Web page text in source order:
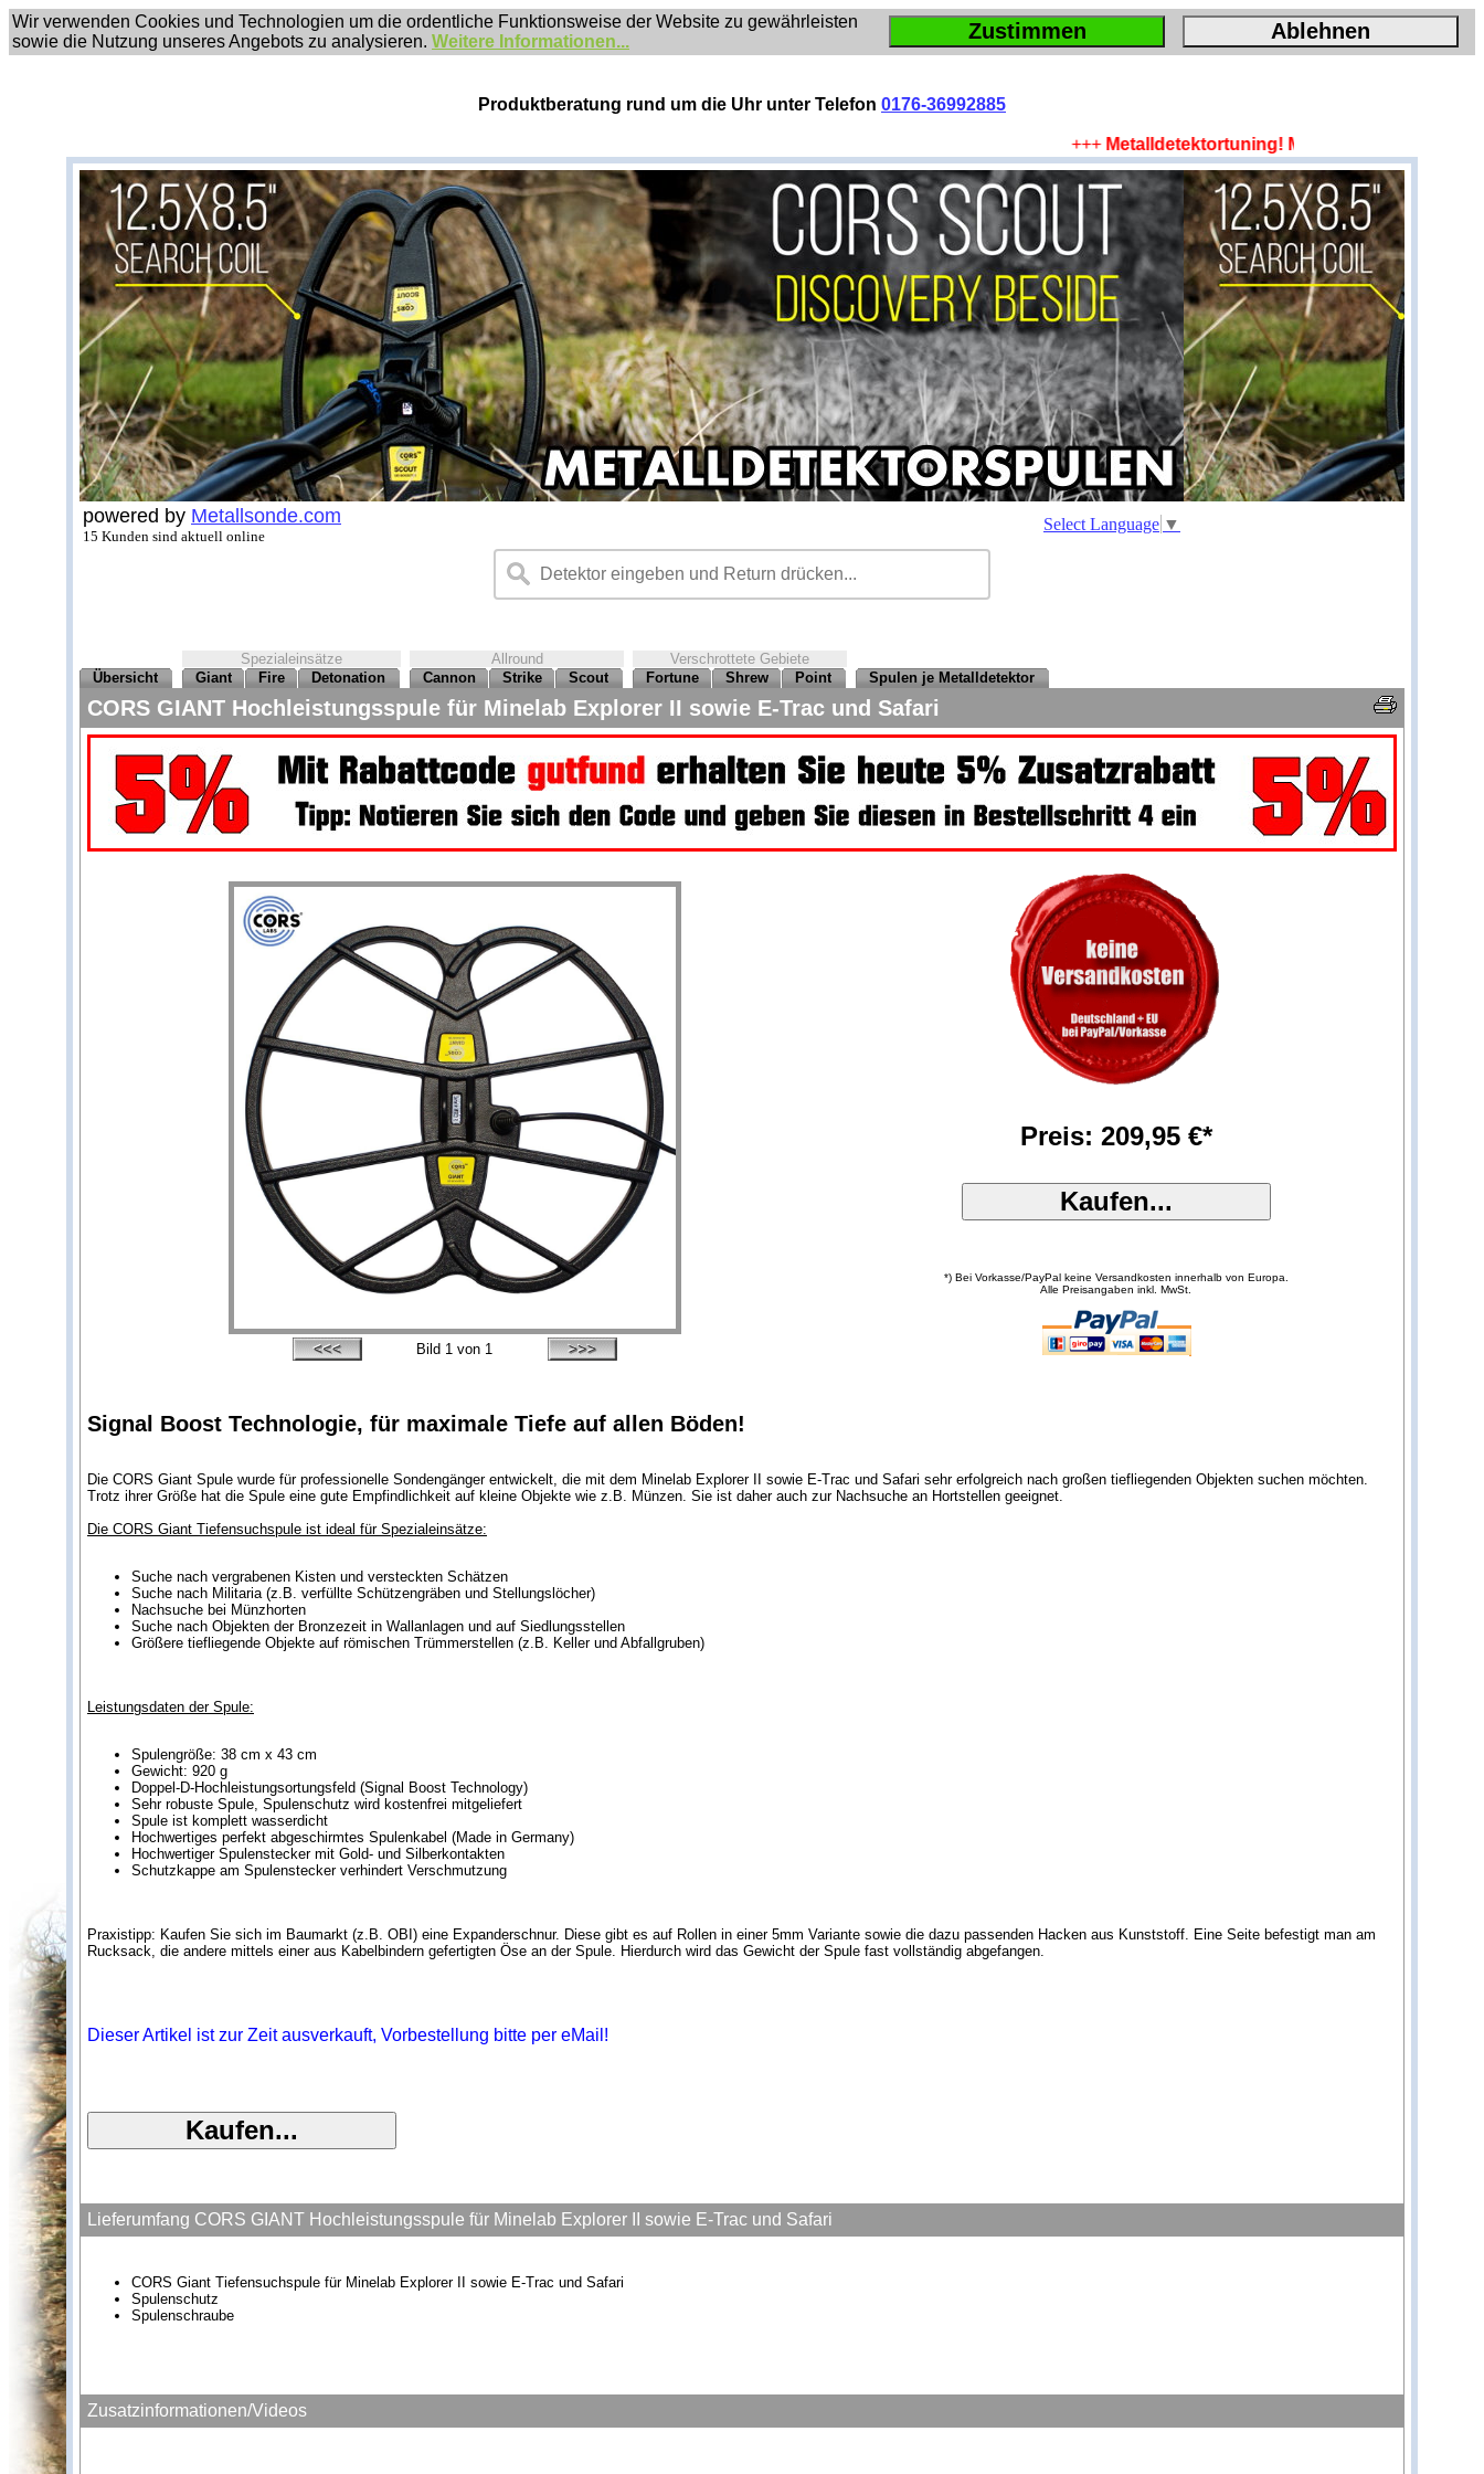
Wir verwenden Cookies und Technologien um die ordentliche Funktionsweise der Website zu gewährleisten
sowie die Nutzung unseres Angebots zu analysieren. Weitere Informationen... Zustimmen Ablehnen
Produktberatung rund um die Uhr unter Telefon 0176-36992885
Metalldetektortuning! Mehr Tiefe, mehr Fläche,
powered by Metallsonde.com
15 Kunden sind aktuell online
Select Language ▼
Spezialeinsätze Allround
Verschrottete Gebiete
Übersicht
Giant Fire Detonation Cannon Strike Scout Fortune Shrew Point Spulen je Metalldetektor
CORS GIANT Hochleistungsspule für Minelab Explorer II sowie E-Trac und Safari
Bild 1 von 1
Preis: 209,95 €*
*) Bei Vorkasse/PayPal keine Versandkosten innerhalb von Europa.
Alle Preisangaben inkl. MwSt.
Signal Boost Technologie, für maximale Tiefe auf allen Böden!
Die CORS Giant Spule wurde für professionelle Sondengänger entwickelt, die mit dem Minelab Explorer II sowie E-Trac und Safari sehr erfolgreich nach großen tiefliegenden Objekten suchen möchten.
Trotz ihrer Größe hat die Spule eine gute Empfindlichkeit auf kleine Objekte wie z.B. Münzen. Sie ist daher auch zur Nachsuche an Hortstellen geeignet.
Die CORS Giant Tiefensuchspule ist ideal für Spezialeinsätze:
Suche nach vergrabenen Kisten und versteckten Schätzen
Suche nach Militaria (z.B. verfüllte Schützengräben und Stellungslöcher)
Nachsuche bei Münzhorten
Suche nach Objekten der Bronzezeit in Wallanlagen und auf Siedlungsstellen
Größere tiefliegende Objekte auf römischen Trümmerstellen (z.B. Keller und Abfallgruben)
Leistungsdaten der Spule:
Spulengröße: 38 cm x 43 cm
Gewicht: 920 g
Doppel-D-Hochleistungsortungsfeld (Signal Boost Technology)
Sehr robuste Spule, Spulenschutz wird kostenfrei mitgeliefert
Spule ist komplett wasserdicht
Hochwertiges perfekt abgeschirmtes Spulenkabel (Made in Germany)
Hochwertiger Spulenstecker mit Gold- und Silberkontakten
Schutzkappe am Spulenstecker verhindert Verschmutzung
Praxistipp: Kaufen Sie sich im Baumarkt (z.B. OBI) eine Expanderschnur. Diese gibt es auf Rollen in einer 5mm Variante sowie die dazu passenden Hacken aus Kunststoff. Eine Seite befestigt man am
Rucksack, die andere mittels einer aus Kabelbindern gefertigten Öse an der Spule. Hierdurch wird das Gewicht der Spule fast vollständig abgefangen.
Dieser Artikel ist zur Zeit ausverkauft, Vorbestellung bitte per eMail!
Lieferumfang CORS GIANT Hochleistungsspule für Minelab Explorer II sowie E-Trac und Safari
CORS Giant Tiefensuchspule für Minelab Explorer II sowie E-Trac und Safari
Spulenschutz
Spulenschraube
Zusatzinformationen/Videos